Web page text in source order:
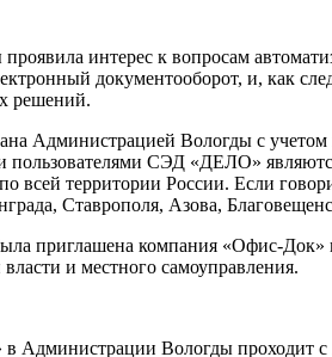
интерес к вопросам
документооборот, и, как
решений.
Администрацией Вологды с учетом
пользователями СЭД «ДЕЛО»
всей территории России. Если
Ставрополя, Азова,
приглашена компания «Офис-
и местного самоуправления.
Вологды проходит с